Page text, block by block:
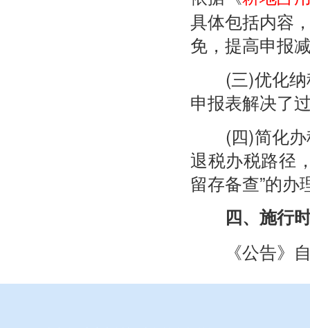
具体包括内容
免，提高申报
(三)优化纳
申报表解决了
(四)简化办
退税办税路径
留存备查”的办
四、施行
《公告》自